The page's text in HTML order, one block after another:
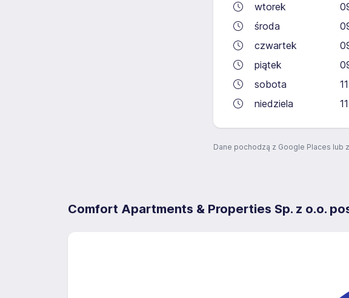
wtorek
środa
czwartek
piątek
sobota
niedziela
Dane pochodzą z Google Places lub
Comfort Apartments & Properties Sp. z o.o.